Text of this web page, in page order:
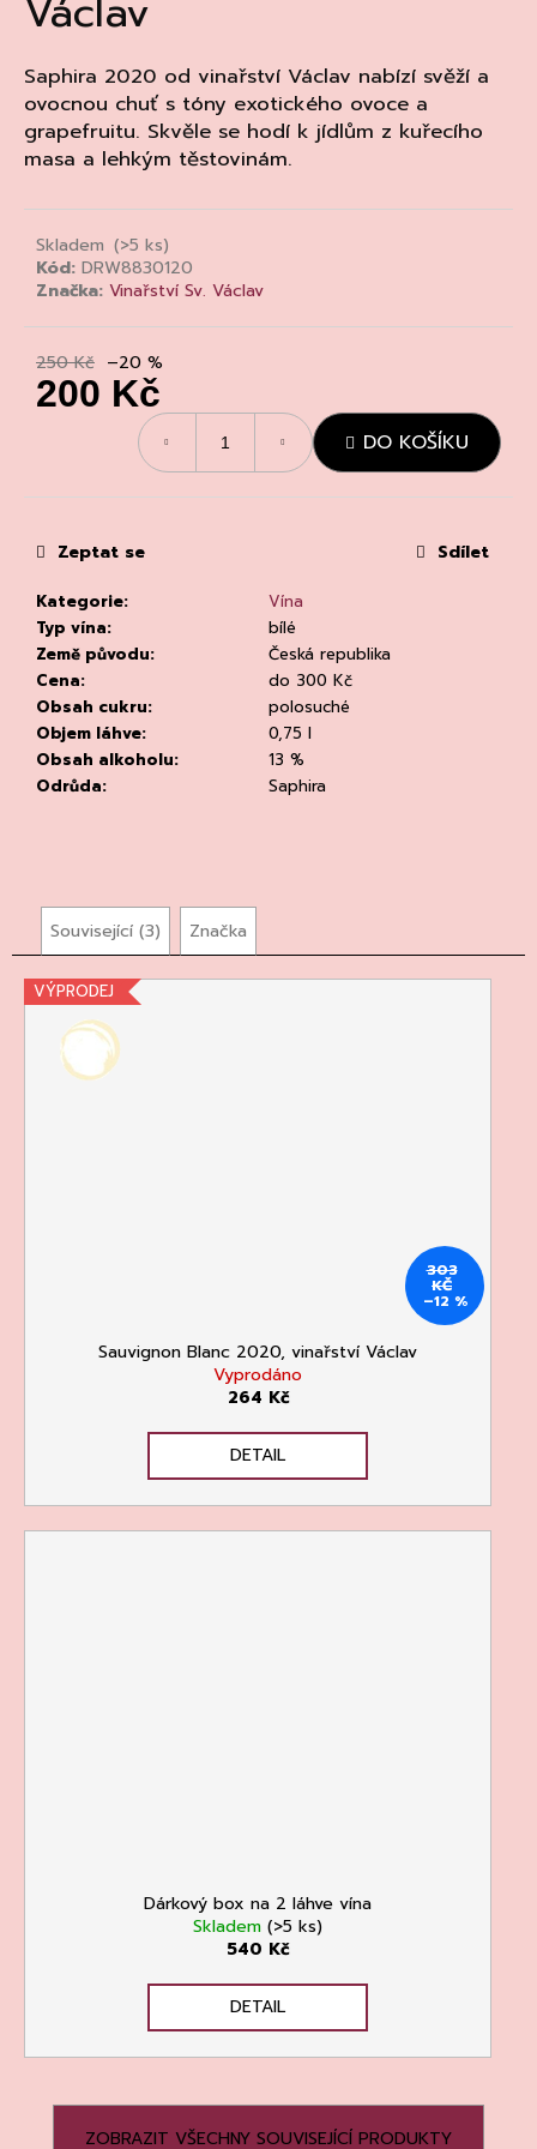
Václav
Saphira 2020 od vinařství Václav nabízí svěží a
ovocnou chuť s tóny exotického ovoce a
grapefruitu. Skvěle se hodí k jídlům z kuřecího
masa a lehkým těstovinám.
Skladem (>5 ks)
Kód: DRW8830120
Značka: Vinařství Sv. Václav
250 Kč –20 %
200 Kč
DO KOŠÍKU
Kategorie:
Vína
Typ vína:
bílé
Země původu:
Česká republika
Cena:
do 300 Kč
Obsah cukru:
polosuché
Objem láhve:
0,75 l
Obsah alkoholu:
13 %
Odrůda: Saphira
Zeptat se Sdílet
Související (3) Značka
VÝPRODEJ
303
KČ
–12 %
Sauvignon Blanc 2020, vinařství Václav
Vyprodáno
264 Kč
DETAIL
Dárkový box na 2 láhve vína
Skladem (>5 ks)
540 Kč
DETAIL
ZOBRAZIT VŠECHNY SOUVISEJÍCÍ PRODUKTY
a
j
í
t
?
HLEDAT
D
o
r
e
m
e
NA
MAGNUM
LÁHEV
ČERNÁ
MAT
Původně: